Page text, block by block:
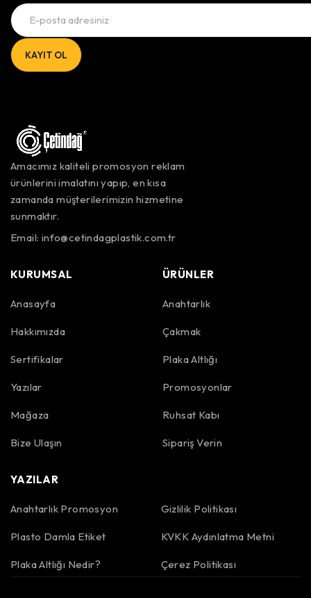
Amacımız kaliteli promosyon reklam
ürünlerini imalatını yapıp, en kısa
zamanda müşterilerimizin hizmetine
sunmaktır.
Email: info@cetindagplastik.com.tr
KURUMSAL
Anasayfa
Hakkımızda
Sertifikalar
Yazılar
Mağaza
Bize Ulaşın
ÜRÜNLER
Anahtarlık
Çakmak
Plaka Altlığı
Promosyonlar
Ruhsat Kabı
Sipariş Verin
YAZILAR
Anahtarlık Promosyon
Plasto Damla Etiket
Plaka Altlığı Nedir?
Gizlilik Politikası
KVKK Aydınlatma Metni
Çerez Politikası